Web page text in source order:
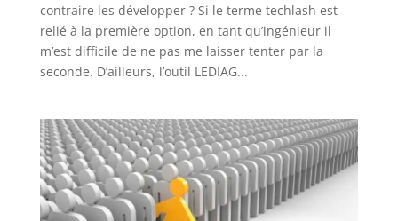
contraire les développer ? Si le terme techlash est
relié à la première option, en tant qu’ingénieur il
m’est difficile de ne pas me laisser tenter par la
seconde. D’ailleurs, l’outil LEDIAG...